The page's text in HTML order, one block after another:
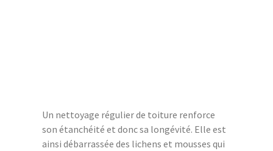
Un nettoyage régulier de toiture renforce
son étanchéité et donc sa longévité. Elle est
ainsi débarrassée des lichens et mousses qui